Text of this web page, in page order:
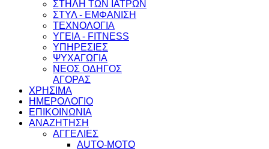
ΣΤΗΛΗ ΤΩΝ ΙΑΤΡΩΝ
ΣΤΥΛ - ΕΜΦΑΝΙΣΗ
ΤΕΧΝΟΛΟΓΙΑ
ΥΓΕΙΑ - FITNESS
ΥΠΗΡΕΣΙΕΣ
ΨΥΧΑΓΩΓΙΑ
ΝΕΟΣ ΟΔΗΓΟΣ
ΑΓΟΡΑΣ
ΧΡΗΣΙΜΑ
ΗΜΕΡΟΛΟΓΙΟ
ΕΠΙΚΟΙΝΩΝΙΑ
ΑΝΑΖΗΤΗΣΗ
ΑΓΓΕΛΙΕΣ
AUTO-MOTO